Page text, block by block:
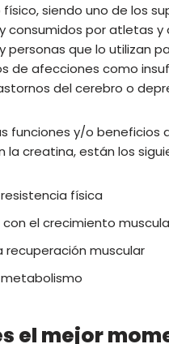
siendo uno de los
consumidos por atletas y
personas que lo utilizan
de afecciones como
del cerebro o
funciones y/o beneficios
la creatina, están los
física
el crecimiento
recuperación muscular
el mejor